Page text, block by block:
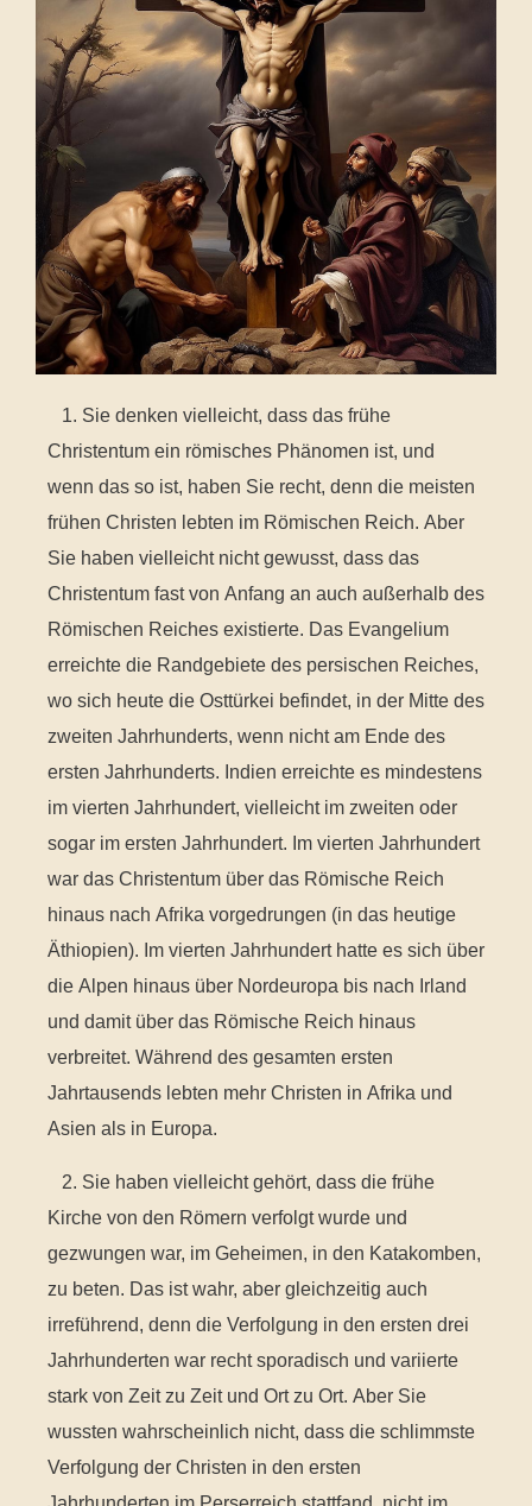
1. Sie denken vielleicht, dass das frühe
Christentum ein römisches Phänomen ist, und
wenn das so ist, haben Sie recht, denn die meisten
frühen Christen lebten im Römischen Reich. Aber
Sie haben vielleicht nicht gewusst, dass das
Christentum fast von Anfang an auch außerhalb des
Römischen Reiches existierte. Das Evangelium
erreichte die Randgebiete des persischen Reiches,
wo sich heute die Osttürkei befindet, in der Mitte des
zweiten Jahrhunderts, wenn nicht am Ende des
ersten Jahrhunderts. Indien erreichte es mindestens
im vierten Jahrhundert, vielleicht im zweiten oder
sogar im ersten Jahrhundert. Im vierten Jahrhundert
war das Christentum über das Römische Reich
hinaus nach Afrika vorgedrungen (in das heutige
Äthiopien). Im vierten Jahrhundert hatte es sich über
die Alpen hinaus über Nordeuropa bis nach Irland
und damit über das Römische Reich hinaus
verbreitet. Während des gesamten ersten
Jahrtausends lebten mehr Christen in Afrika und
Asien als in Europa.
2. Sie haben vielleicht gehört, dass die frühe
Kirche von den Römern verfolgt wurde und
gezwungen war, im Geheimen, in den Katakomben,
zu beten. Das ist wahr, aber gleichzeitig auch
irreführend, denn die Verfolgung in den ersten drei
Jahrhunderten war recht sporadisch und variierte
stark von Zeit zu Zeit und Ort zu Ort. Aber Sie
wussten wahrscheinlich nicht, dass die schlimmste
Verfolgung der Christen in den ersten